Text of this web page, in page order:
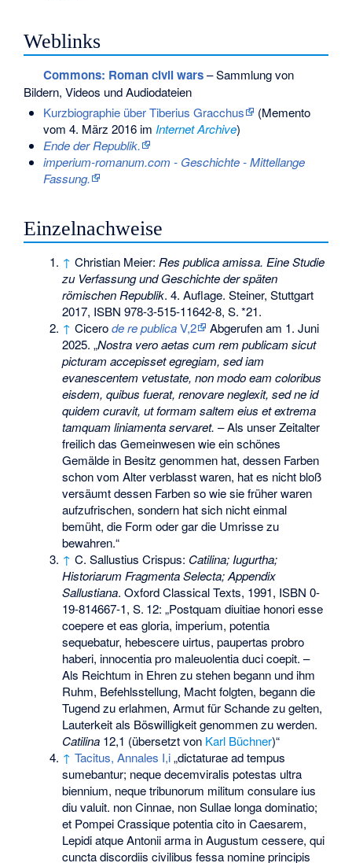
Weblinks
Commons: Roman civil wars– Sammlung von
Bildern, Videos und Audiodateien
Kurzbiographie über Tiberius Gracchus
(Memento
vom 4. März 2016 im Internet Archive)
Ende der Republik.
imperium-romanum.com - Geschichte - Mittellange
Fassung.
Einzelnachweise
↑ Christian Meier:Res publica amissa. Eine Studie
zu Verfassung und Geschichte der späten
römischen Republik. 4. Auflage. Steiner, Stuttgart
2017, ISBN 978-3-515-11642-8,S.*21.
↑ Cicerode re publicaV,2
Abgerufen am 1. Juni
2025. „Nostra vero aetas cum rem publicam sicut
picturam accepisset egregiam, sed iam
evanescentem vetustate, non modo eam coloribus
eisdem, quibus fuerat, renovare neglexit, sed ne id
quidem curavit, ut formam saltem eius et extrema
tamquam liniamenta servaret. – Als unser Zeitalter
freilich das Gemeinwesen wie ein schönes
Gemälde in Besitz genommen hat, dessen Farben
schon vom Alter verblasst waren, hat es nicht bloß
versäumt dessen Farben so wie sie früher waren
aufzufrischen, sondern hat sich nicht einmal
bemüht, die Form oder gar die Umrisse zu
bewahren.“
↑ C. Sallustius Crispus: Catilina; Iugurtha;
Historiarum Fragmenta Selecta; Appendix
Sallustiana. Oxford Classical Texts, 1991, ISBN 0-
19-814667-1,S. 12: „Postquam diuitiae honori esse
coepere et eas gloria, imperium, potentia
sequebatur, hebescere uirtus, paupertas probro
haberi, innocentia pro maleuolentia duci coepit. –
Als Reichtum in Ehren zu stehen begann und ihm
Ruhm, Befehlsstellung, Macht folgten, begann die
Tugend zu erlahmen, Armut für Schande zu gelten,
Lauterkeit als Böswilligkeit genommen zu werden.
Catilina 12,1 (übersetzt von Karl Büchner)“
↑ Tacitus, Annales I,i„dictaturae ad tempus
sumebantur; neque decemviralis potestas ultra
biennium, neque tribunorum militum consulare ius
diu valuit. non Cinnae, non Sullae longa dominatio;
et Pompei Crassique potentia cito in Caesarem,
Lepidi atque Antonii arma in Augustum cessere, qui
cuncta discordiis civilibus fessa nomine principis